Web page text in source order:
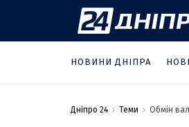
НОВИНИ ДНІПРА
Дніпро 24 Теми Обмін